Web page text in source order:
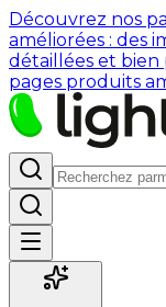
Découvrez nos
améliorées : des
détaillées et bien
pages produits